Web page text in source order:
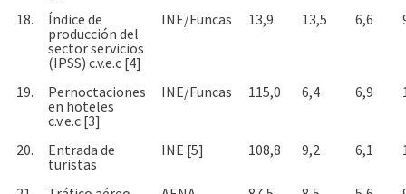
18.
Índice de
producción del
sector servicios
(IPSS) c.v.e.c [4]
INE/Funcas 13,9 13,5 6,6
19.
Pernoctaciones
en hoteles
c.v.e.c [3]
INE/Funcas 115,0 6,4 6,9
20.
Entrada de
turistas
INE [5] 108,8 9,2 6,1